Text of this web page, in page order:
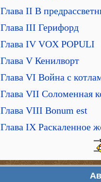
Глава II В
Глава III Герифорд
Глава IV VOX POPULI
Глава V Кенилворт
Глава VI Война с
Глава VII Соломенная
Глава VIII Bonum est
Глава IX Раскаленное